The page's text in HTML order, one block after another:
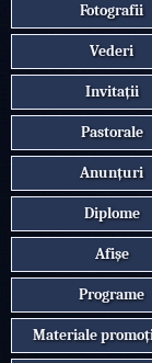
Fotografii
Vederi
Invitații
Pastorale
Anunțuri
Diplome
Afișe
Programe
Materiale